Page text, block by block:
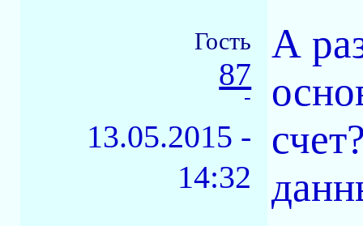
Гость
87
-
13.05.2015 -
14:32
А